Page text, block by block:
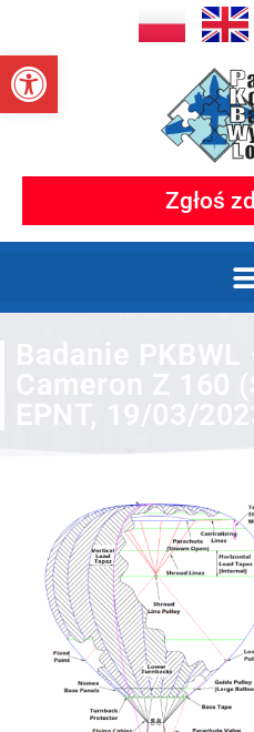
Otwórz pasek
Zgłoś
Cameron Z 160
EPNT, 19/03/2023